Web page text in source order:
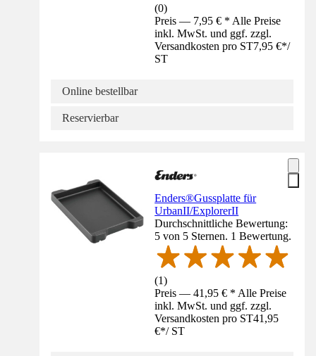
(0)
Preis — 7,95 € * Alle Preise
inkl. MwSt. und ggf. zzgl.
Versandkosten pro ST7,95 €*/
ST
Online bestellbar
Reservierbar
Enders®Gussplatte für
UrbanII/ExplorerII
Durchschnittliche Bewertung:
5 von 5 Sternen. 1 Bewertung.
(1)
Preis — 41,95 € * Alle Preise
inkl. MwSt. und ggf. zzgl.
Versandkosten pro ST41,95
€*/ ST